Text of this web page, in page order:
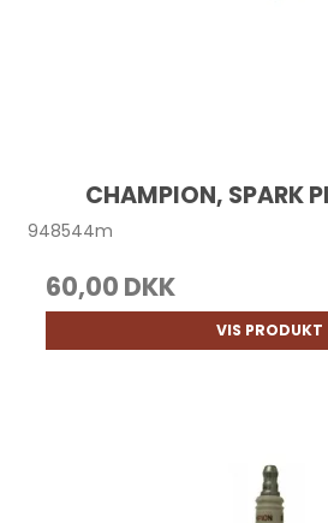
CHAMPION, SPARK
948544m
60,00 DKK
VIS PRODUKT